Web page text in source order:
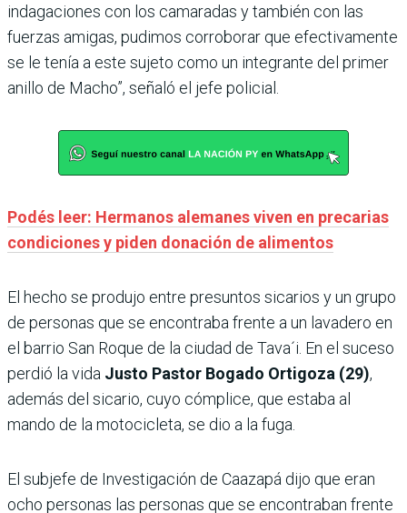
indagaciones con los camaradas y también con las
fuerzas amigas, pudimos corroborar que efectivamente
se le tenía a este sujeto como un integrante del primer
anillo de Macho”, señaló el jefe policial.
Podés leer: Hermanos alemanes viven en precarias
condiciones y piden donación de alimentos
El hecho se produjo entre presuntos sicarios y un grupo
de personas que se encontraba frente a un lavadero en
el barrio San Roque de la ciudad de Tava´i. En el suceso
perdió la vida Justo Pastor Bogado Ortigoza (29),
además del sicario, cuyo cómplice, que estaba al
mando de la motocicleta, se dio a la fuga.
El subjefe de Investigación de Caazapá dijo que eran
ocho personas las personas que se encontraban frente